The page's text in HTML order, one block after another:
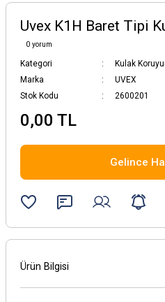
Uvex K1H Baret Tipi
0 yorum
Kategori Kulak
Marka
UVEX
Stok Kodu
2600201
0,00 TL
Gelince
Ürün Bilgisi